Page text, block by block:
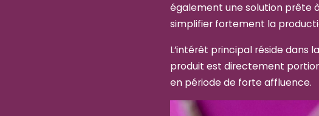
également une solution prête
simplifier fortement la
L’intérêt principal réside dans
produit est directement
en période de forte affluence.